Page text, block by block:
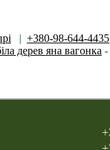
| +380-98-644-4435
дерев яна вагонка -